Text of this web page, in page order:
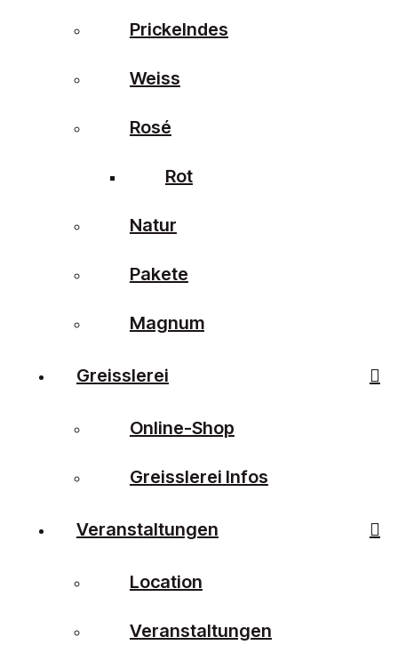
Prickelndes
Weiss
Rosé
Rot
Natur
Pakete
Magnum
Greisslerei
Online-Shop
Greisslerei Infos
Veranstaltungen
Location
Veranstaltungen